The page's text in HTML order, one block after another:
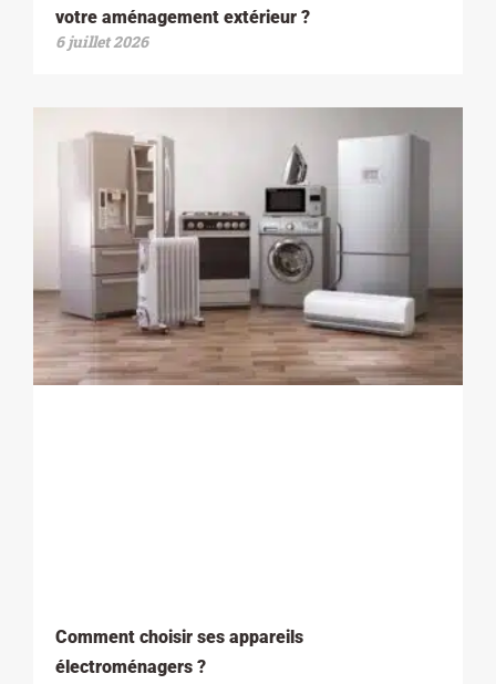
votre aménagement extérieur ?
6 juillet 2026
Comment choisir ses appareils
électroménagers ?